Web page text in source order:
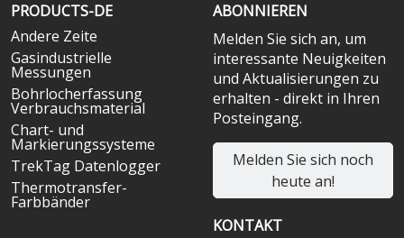
PRODUCTS-DE
Andere Zeite
Gasindustrielle
Messungen
Bohrlocherfassung
Verbrauchsmaterial
Chart- und
Markierungssysteme
TrekTag Datenlogger
Thermotransfer-
Farbbänder
ABONNIEREN
Melden Sie sich an, um
interessante Neuigkeiten
und Aktualisierungen zu
erhalten - direkt in Ihren
Posteingang.
Melden Sie sich noch
heute an!
KONTAKT